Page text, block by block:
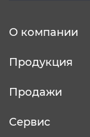
О компании
Продукция
Продажи
Сервис